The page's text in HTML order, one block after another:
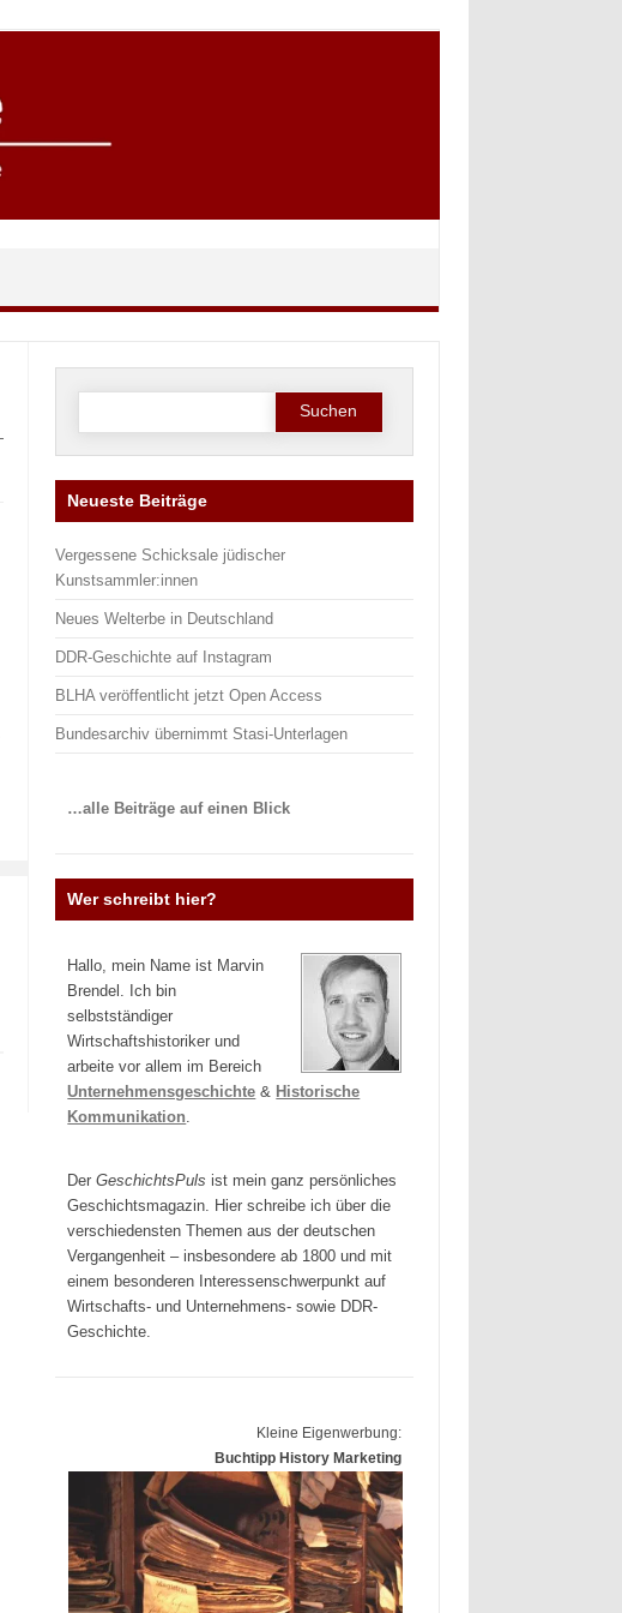
Suche
Neueste Beiträge
Vergessene Schicksale jüdischer
Kunstsammler:innen
Neues Welterbe in Deutschland
DDR-Geschichte auf Instagram
BLHA veröffentlicht jetzt Open Access
Bundesarchiv übernimmt Stasi-Unterlagen
…alle Beiträge auf einen Blick
Wer schreibt hier?
Hallo, mein Name ist Marvin
Brendel. Ich bin
selbstständiger
Wirtschaftshistoriker und
arbeite vor allem im Bereich
Unternehmensgeschichte & Historische
Kommunikation
DerGeschichtsPuls ist mein ganz persönliches
Geschichtsmagazin. Hier schreibe ich über die
verschiedensten Themen aus der deutschen
Vergangenheit – insbesondere ab 1800 und mit
einem besonderen Interessenschwerpunkt auf
Wirtschafts- und Unternehmens- sowie DDR-
Geschichte.
Kleine Eigenwerbung:
Buchtipp History Marketing